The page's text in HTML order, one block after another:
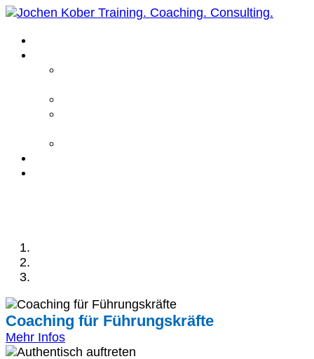
Coaching für Führungskräfte
Mehr Infos